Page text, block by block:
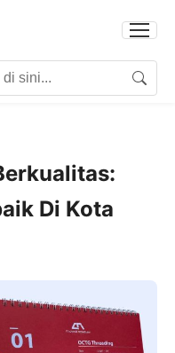
Search
Di Kota